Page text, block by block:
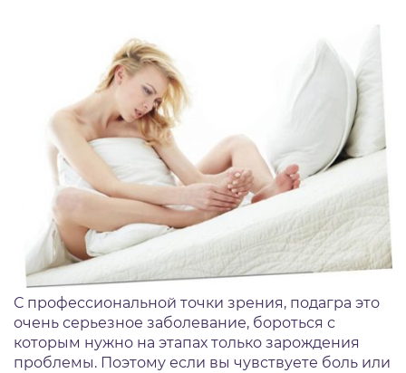
С профессиональной точки зрения, подагра это
очень серьезное заболевание, бороться с
которым нужно на этапах только зарождения
проблемы. Поэтому если вы чувствуете боль или